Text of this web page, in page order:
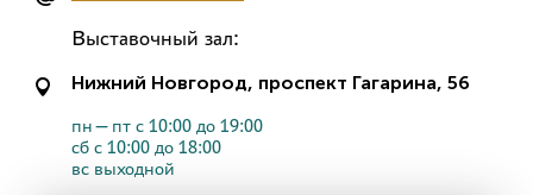
Выставочный зал:
Нижний Новгород, проспект Гагарина, 56
пн—пт с 10:00 до 19:00
сб с 10:00 до 18:00
вс выходной